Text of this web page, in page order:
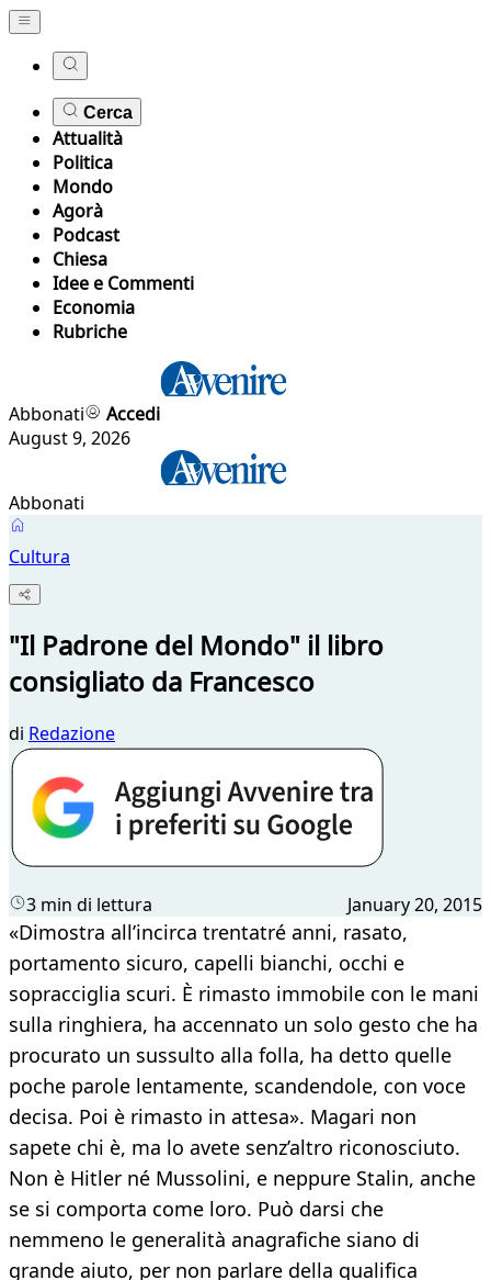
Cerca
Attualità
Politica
Mondo
Agorà
Podcast
Chiesa
Idee e Commenti
Economia
Rubriche
Abbonati
Accedi
August 9, 2026
Abbonati
Cultura
"Il Padrone del Mondo" il libro
consigliato da Francesco
di Redazione
3 min di lettura January 20, 2015
​«Dimostra all’incirca trentatré anni, rasato,
portamento sicuro, capelli bianchi, occhi e
sopracciglia scuri. È rimasto immobile con le mani
sulla ringhiera, ha accennato un solo gesto che ha
procurato un sussulto alla folla, ha detto quelle
poche parole lentamente, scandendole, con voce
decisa. Poi è rimasto in attesa». Magari non
sapete chi è, ma lo avete senz’altro riconosciuto.
Non è Hitler né Mussolini, e neppure Stalin, anche
se si comporta come loro. Può darsi che
nemmeno le generalità anagrafiche siano di
grande aiuto, per non parlare della qualifica